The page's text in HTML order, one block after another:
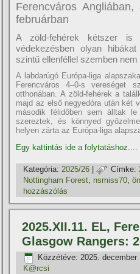
Ferencváros
februárban
A zöld-fehérek kétszer
védekezésben olyan
szintű ellenféllel szemben nem
A labdarúgó Európa-liga
Ferencváros 4–0-s vereséget
otthonában. A zöld-fehérek a
majd az első negyedóra után két
második félidőben sem álltak
szereztek, és könnyed
helyen zárta az Európa-liga
Egy kattintás ide a folytatáshoz....
Kategória: 2025/26 | Címke:
Nottingham Forest, nsmiss70,
hozzászólás
2025.XII.11. EL,
Glasgow Rangers:
Közzétéve: 2025.
K@rcsi